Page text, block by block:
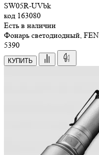
SW05R-UVbk
код 163080
Есть в наличии
Фонарь светодиодный,
5390
КУПИТЬ